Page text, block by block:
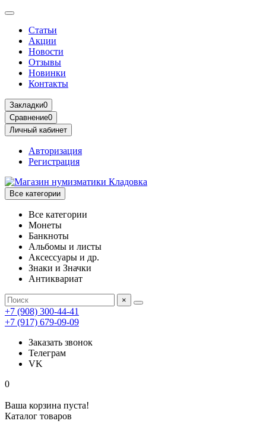
Статьи
Акции
Новости
Отзывы
Новинки
Контакты
Закладки0
Сравнение0
Личный кабинет
Авторизация
Регистрация
Все категории
Все категории
Монеты
Банкноты
Альбомы и листы
Аксессуары и др.
Знаки и Значки
Антиквариат
×
+7 (908) 300-44-41
+7 (917) 679-09-09
Заказать звонок
Телеграм
VK
0
Ваша корзина пуста!
Каталог товаров